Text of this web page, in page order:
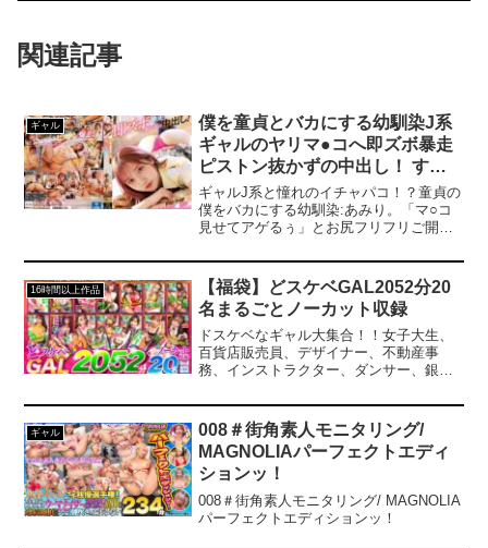
関連記事
ギャル
僕を童貞とバカにする幼馴染J系
ギャルのヤリマ●コへ即ズボ暴走
ピストン抜かずの中出し！ する
と僕チンがドストライクすぎて甘
えてチ●ポを抜いてくれない！ 斎
藤あみり
ギャルJ系と憧れのイチャパコ！？童貞の
僕をバカにする幼馴染:あみり。「マ○コ
見せてアゲるぅ」とお尻フリフリご開帳
る彼女に我慢できず即ズボ！さらに気持
ち良すぎて爆走ピストン！「イクぅぅ
ぅ…ヤメてぇ」と痙攣する姿を無視して
抜かずの中出し連射！そして怒る彼女へ
謝罪すると「許して欲しければ…ちゃん
とSEXしてよ」とツンデレ神展開！僕チ
ンがドストライクだったようです…。-----
-----【プレゼントキャンペーン概要】2024
年12月13日（金）10:00 ～ 2025年01月24
日（金）10:00の間にキャンペーンにエン
トリー＆【50％OFFセール第○弾】の表記
がついた商品を購入すると購入点数に応
エントリー登録などキャンペーンの詳細
は、特設ページでご確認ください。【注
16時間以上作品
【福袋】どスケベGAL2052分20
名まるごとノーカット収録
ドスケベなギャル大集合！！女子大生、
百貨店販売員、デザイナー、不動産事
務、インストラクター、ダンサー、銀行
GAL20名ハメまくり特盛作品の大感謝
祭！！！20タイトルノーカット収録エン
ドレスハメ潮×絶倫ガンギマリ淫獣×騎乗
位の天才G乳×パイパン小悪魔GAL×奇跡
の美巨乳【※この作品は下記の作品を収
録しています】りかみゆきあおいブルジ
ョアJDちゃんらんらんあゆぽよきゃさり
んはるきみずきりほひめちゃんバービー
ギャル
008＃街角素人モニタリング/
MAGNOLIAパーフェクトエディ
ションッ！
008＃街角素人モニタリング/ MAGNOLIA
パーフェクトエディションッ！